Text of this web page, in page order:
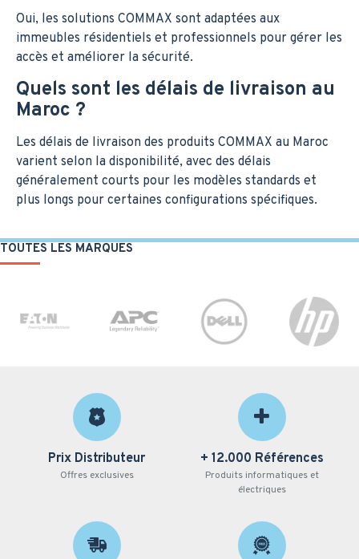
Oui, les solutions COMMAX sont adaptées aux
immeubles résidentiels et professionnels pour gérer les
accès et améliorer la sécurité.
Quels sont les délais de livraison au
Maroc ?
Les délais de livraison des produits COMMAX au Maroc
varient selon la disponibilité, avec des délais
généralement courts pour les modèles standards et
plus longs pour certaines configurations spécifiques.
TOUTES LES MARQUES
Prix Distributeur
Offres exclusives
+ 12.000 Références
Produits informatiques et
électriques